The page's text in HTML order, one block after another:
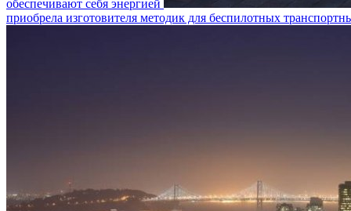
обеспечивают себя энергией
приобрела изготовителя методик для беспилотных